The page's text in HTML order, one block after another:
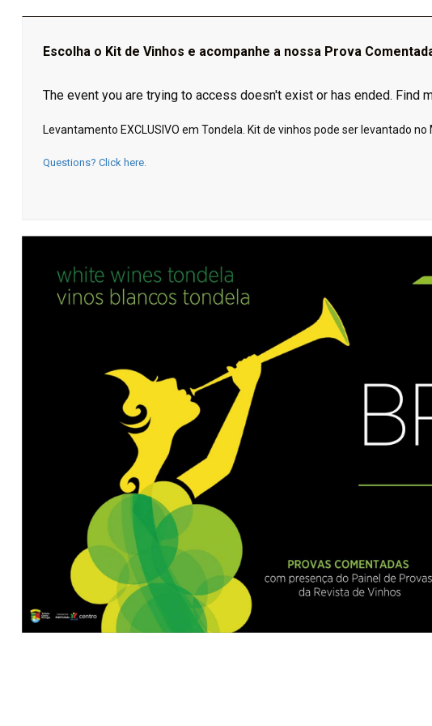
Escolha o Kit de Vinhos e acompanhe a nossa Prova
The event you are trying to access doesn't exist or has ended. Find
Levantamento EXCLUSIVO em Tondela. Kit de vinhos pode ser levantado
Questions? Click here.